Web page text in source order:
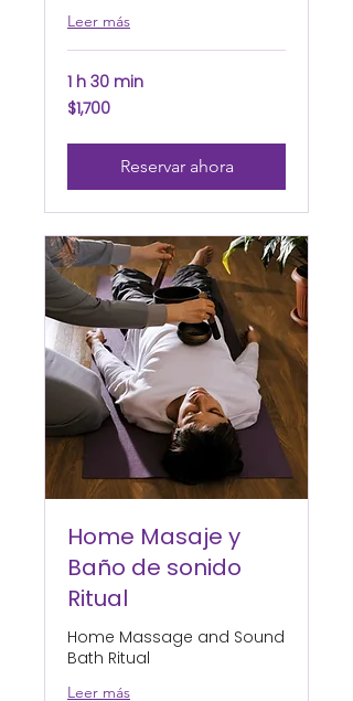
Leer más
1 h 30 min
1,700
pesos
$1,700
Reservar ahora
Home Masaje y
Baño de sonido
Ritual
Home Massage and Sound
Bath Ritual
Leer más